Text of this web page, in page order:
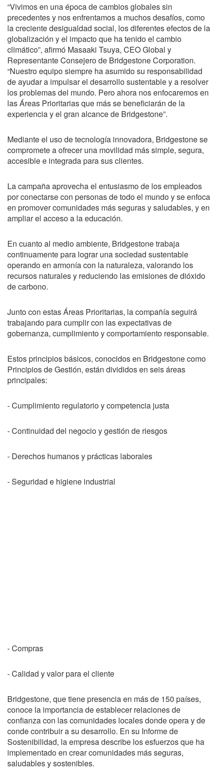
“Vivimos en una época de cambios globales sin
precedentes y nos enfrentamos a muchos desafíos, como
la creciente desigualdad social, los diferentes efectos de la
globalización y el impacto que ha tenido el cambio
climático”, afirmó Masaaki Tsuya, CEO Global y
Representante Consejero de Bridgestone Corporation.
“Nuestro equipo siempre ha asumido su responsabilidad
de ayudar a impulsar el desarrollo sustentable y a resolver
los problemas del mundo. Pero ahora nos enfocaremos en
las Áreas Prioritarias que más se beneficiarán de la
experiencia y el gran alcance de Bridgestone”.
Mediante el uso de tecnología innovadora, Bridgestone se
compromete a ofrecer una movilidad más simple, segura,
accesible e integrada para sus clientes.
La campaña aprovecha el entusiasmo de los empleados
por conectarse con personas de todo el mundo y se enfoca
en promover comunidades más seguras y saludables, y en
ampliar el acceso a la educación.
En cuanto al medio ambiente, Bridgestone trabaja
continuamente para lograr una sociedad sustentable
operando en armonía con la naturaleza, valorando los
recursos naturales y reduciendo las emisiones de dióxido
de carbono.
Junto con estas Áreas Prioritarias, la compañía seguirá
trabajando para cumplir con las expectativas de
gobernanza, cumplimiento y comportamiento responsable.
Estos principios básicos, conocidos en Bridgestone como
Principios de Gestión, están divididos en seis áreas
principales:
- Cumplimiento regulatorio y competencia justa
- Continuidad del negocio y gestión de riesgos
- Derechos humanos y prácticas laborales
- Seguridad e higiene industrial
- Compras
- Calidad y valor para el cliente
Bridgestone, que tiene presencia en más de 150 países,
conoce la importancia de establecer relaciones de
confianza con las comunidades locales donde opera y de
conde contribuir a su desarrollo. En su Informe de
Sostenibilidad, la empresa describe los esfuerzos que ha
implementado en crear comunidades más seguras,
saludables y sostenibles.